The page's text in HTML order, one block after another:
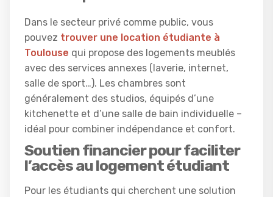
Dans le secteur privé comme public, vous
pouvez trouver une location étudiante à
Toulouse qui propose des logements meublés
avec des services annexes (laverie, internet,
salle de sport…). Les chambres sont
généralement des studios, équipés d’une
kitchenette et d’une salle de bain individuelle –
idéal pour combiner indépendance et confort.
Soutien financier pour faciliter
l’accès au logement étudiant
Pour les étudiants qui cherchent une solution